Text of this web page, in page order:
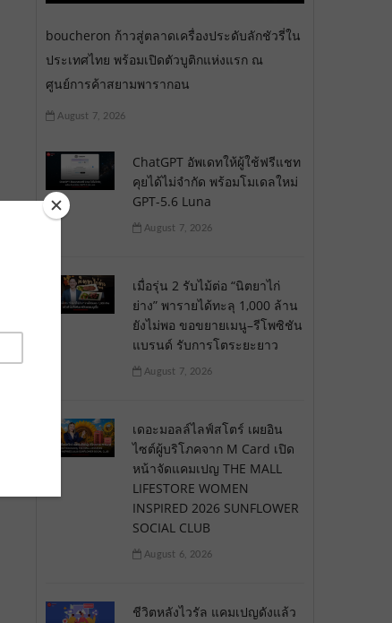
boucheron ก้าวสู่ตลาดเครื่องประดับลักชัวรี่ใน
ประเทศไทย พร้อมเปิดตัวบูติกแห่งแรก ณ
ศูนย์การค้าสยามพารากอน
August 7, 2026
ChatGPT อัพเดทให้ผู้ใช้ฟรีแชท
คุยได้ไม่จำกัด พร้อมโมเดลใหม่
GPT-5.6 Luna
August 7, 2026
เมื่อรุ่น 2 รับไม้ต่อ “นิตยาไก่
ย่าง” พารายได้ทะลุ 1,000 ล้าน
ยังไม่พอ ขอขยายเมนู–รีโพซิชัน
แบรนด์ รับการโตระยะยาว
August 7, 2026
เดอะมอลล์ไลฟ์สโตร์ เผยอิน
ไซต์ผู้บริโภคจาก M Card เปิด
หน้าจัดแคมเปญ THE MALL
LIFESTORE WOMEN
INSPIRED 2026 SUNFLOWER
SOCIAL CLUB
August 6, 2026
ชีวิตหลังไวรัล แคมเปญดังแล้ว